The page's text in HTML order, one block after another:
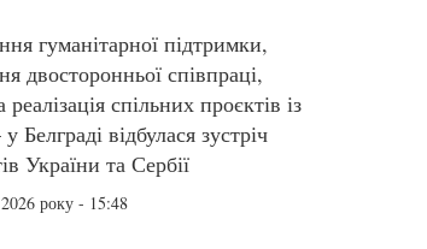
гуманітарної підтримки,
двосторонньої співпраці,
реалізація спільних проєктів із
Белграді відбулася зустріч
України та Сербії
року - 15:48